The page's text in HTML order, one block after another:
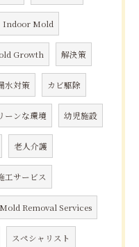
Indoor Mold
Growth 解決策
水対策 カビ駆除
ーンな環境 幼児施設
老人介護
工サービス
Mold Removal Services
スペシャリスト